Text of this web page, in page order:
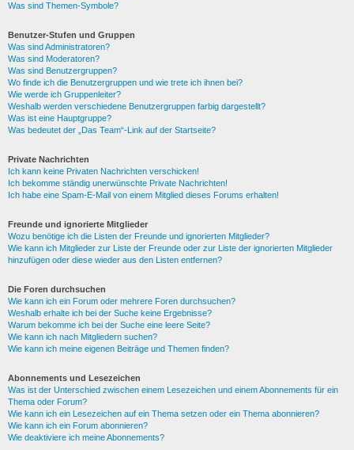
Was sind Themen-Symbole?
Benutzer-Stufen und Gruppen
Was sind Administratoren?
Was sind Moderatoren?
Was sind Benutzergruppen?
Wo finde ich die Benutzergruppen und wie trete ich ihnen bei?
Wie werde ich Gruppenleiter?
Weshalb werden verschiedene Benutzergruppen farbig dargestellt?
Was ist eine Hauptgruppe?
Was bedeutet der „Das Team“-Link auf der Startseite?
Private Nachrichten
Ich kann keine Privaten Nachrichten verschicken!
Ich bekomme ständig unerwünschte Private Nachrichten!
Ich habe eine Spam-E-Mail von einem Mitglied dieses Forums erhalten!
Freunde und ignorierte Mitglieder
Wozu benötige ich die Listen der Freunde und ignorierten Mitglieder?
Wie kann ich Mitglieder zur Liste der Freunde oder zur Liste der ignorierten Mitglieder
hinzufügen oder diese wieder aus den Listen entfernen?
Die Foren durchsuchen
Wie kann ich ein Forum oder mehrere Foren durchsuchen?
Weshalb erhalte ich bei der Suche keine Ergebnisse?
Warum bekomme ich bei der Suche eine leere Seite?
Wie kann ich nach Mitgliedern suchen?
Wie kann ich meine eigenen Beiträge und Themen finden?
Abonnements und Lesezeichen
Was ist der Unterschied zwischen einem Lesezeichen und einem Abonnements für ein
Thema oder Forum?
Wie kann ich ein Lesezeichen auf ein Thema setzen oder ein Thema abonnieren?
Wie kann ich ein Forum abonnieren?
Wie deaktiviere ich meine Abonnements?